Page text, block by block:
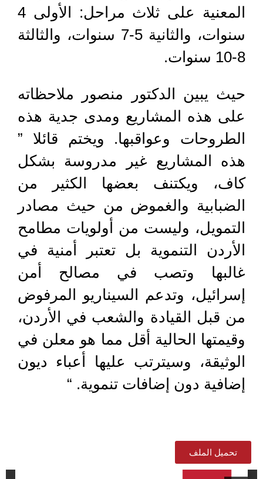
المعنية على ثلاث مراحل: الأولى 4
سنوات، والثانية 5-7 سنوات، والثالثة
8-10 سنوات.
حيث يبين الدكتور منصور ملاحظاته
على هذه المشاريع ومدى جدية هذه
الطروحات وعواقبها. ويختم قائلا ”
هذه المشاريع غير مدروسة بشكل
كاف، ويكتنف بعضها الكثير من
الضبابية والغموض من حيث مصادر
التمويل، وليست من أولويات مطامح
الأردن التنموية بل تعتبر أمنية في
غالبها وتصب في مصالح أمن
إسرائيل، وتدعم السيناريو المرفوض
من قبل القيادة والشعب في الأردن،
وقيمتها الحالية أقل مما هو معلن في
الوثيقة، وسيترتب عليها أعباء ديون
إضافية دون إضافات تنموية. “
تحميل الملف